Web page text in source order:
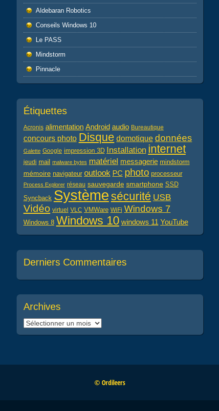
Aldebaran Robotics
Conseils Windows 10
Le PASS
Mindstorm
Pinnacle
Étiquettes
Acronis alimentation Android audio Bureautique
concours photo Disque domotique données
Galette Google impression 3D Installation internet
jeudi mail malware bytes matériel messagerie mindstorm
mémoire navigateur outlook PC photo processeur
Process Explorer réseau sauvegarde smartphone SSD
Syncback Systèmesécurité USB
Vidéo virtuel VLC VMWare WiFi Windows 7
Windows 8 Windows 10 windows 11 YouTube
Derniers Commentaires
Archives
Archives
© Ordileers